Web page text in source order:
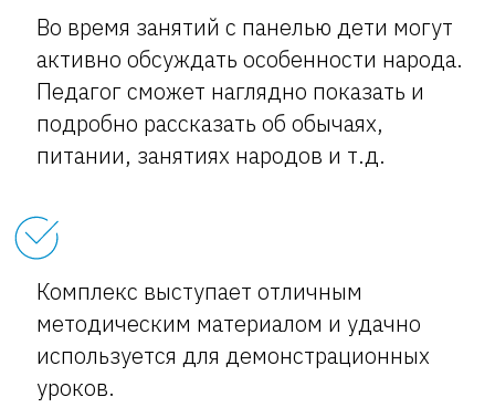
Во время занятий с панелью дети могут
активно обсуждать особенности народа.
Педагог сможет наглядно показать и
подробно рассказать об обычаях,
питании, занятиях народов и т.д.
Комплекс выступает отличным
методическим материалом и удачно
используется для демонстрационных
уроков.